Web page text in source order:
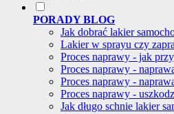
PORADY BLOG
Jak dobrać lakier
Lakier w sprayu czy
Proces naprawy - jak
Proces naprawy -
Proces naprawy -
Proces naprawy -
Jak długo schnie lakier